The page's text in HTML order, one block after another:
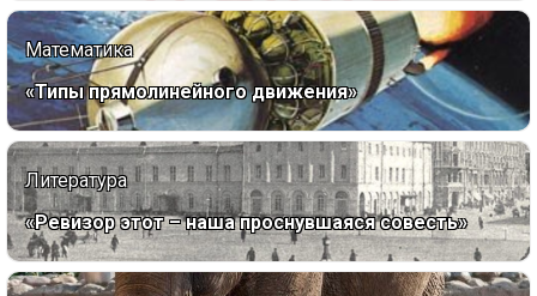
Математика
«Типы прямолинейного движения»
Литература
«Ревизор этот – наша проснувшаяся совесть»